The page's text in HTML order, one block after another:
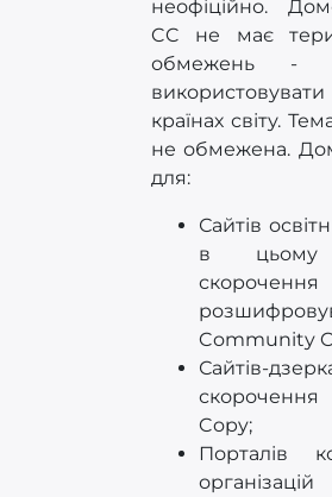
неофіційно.
CC не має
обмежень -
країнах світу.
не обмежена.
для:
Сайтів
в цьому
Community
Сайтів-
скорочення
Copy;
Порталів